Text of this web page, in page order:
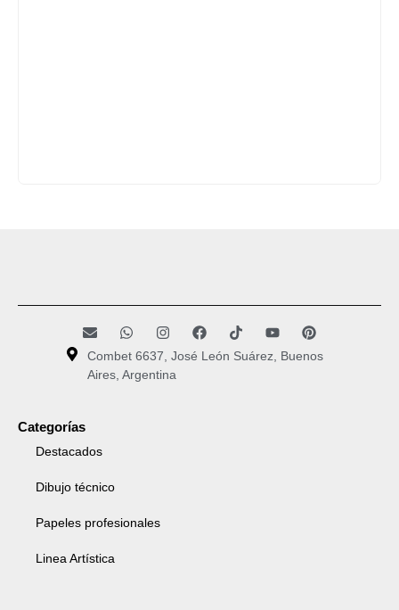
Combet 6637, José León Suárez, Buenos
Aires, Argentina
Categorías
Destacados
Dibujo técnico
Papeles profesionales
Linea Artística